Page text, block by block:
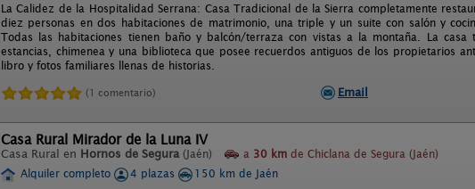
La Calidez de la Hospitalidad Serrana: Casa Tradicional de la Sierra completamente
diez personas en dos habitaciones de matrimonio, una triple y un suite con salón y
Todas las habitaciones tienen baño y balcón/terraza con vistas a la montaña. La casa
estancias, chimenea y una biblioteca que posee recuerdos antiguos de los propietarios
libro y fotos familiares llenas de historias.
(1 comentario) Email
Casa Rural Mirador de la Luna IV
Casa Rural en Hornos de Segura (Jaén) a 30 km de Chiclana de Segura (Jaén)
Alquiler completo
4 plazas
150 km de Jaén